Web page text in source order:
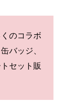
のコラボ
バッジ、
セット販